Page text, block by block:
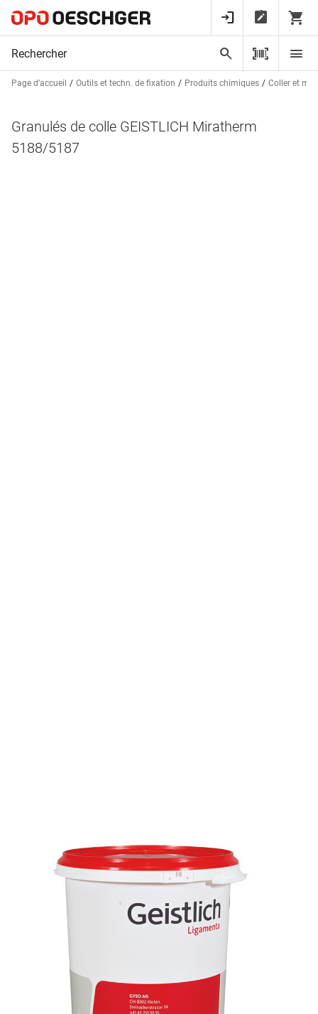
Page d’accueil Outils et techn. de fixation Produits chimiques Coller et
Granulés de colle GEISTLICH Miratherm
5188/5187